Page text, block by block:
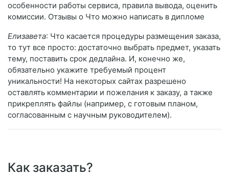
особенности работы сервиса, правила вывода, оценить
комиссии. Отзывы о Что можно написать в дипломе
Елизавета: Что касается процедуры размещения заказа,
то тут все просто: достаточно выбрать предмет, указать
тему, поставить срок дедлайна. И, конечно же,
обязательно укажите требуемый процент
уникальности! На некоторых сайтах разрешено
оставлять комментарии и пожелания к заказу, а также
прикреплять файлы (например, с готовым планом,
согласованным с научным руководителем).
Как заказать?